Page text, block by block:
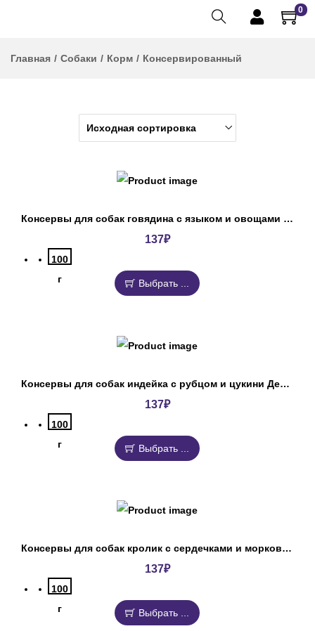
0
Главная / Собаки / Корм / Консервированный
Консервы для собак говядина с языком и овощами Деревенские лакомства
137₽
100
г
Выбрать ...
Консервы для собак индейка с рубцом и цукини Деревенские лакомства
137₽
100
г
Выбрать ...
Консервы для собак кролик с сердечками и морковкой Деревенские лакомства
137₽
100
г
Выбрать ...